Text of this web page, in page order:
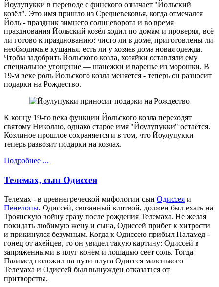
Йоулупукки в переводе с финского означает "Йольский
козёл". Это имя пришло из Средневековья, когда отмечался
Йоль - праздник зимнего солнцеворота и во время
празднования Йольский козёл ходил по домам и проверял, всё
ли готово к празднованию: чисто ли в доме, приготовлены ли
необходимые кушанья, есть ли у хозяев дома новая одежда.
Чтобы задобрить Йольского козла, хозяйки оставляли ему
специальное угощение — шанежки и варенье из морошки. В
19-м веке роль Йольского козла меняется - теперь он разносит
подарки на Рождество.
К концу 19-го века функции Йольского козла переходят
святому Николаю, однако старое имя "Йоулупукки" остаётся.
Козлиное прошлое сохраняется и в том, что Йоулупукки
теперь развозит подарки на козлах.
Подробнее ...
Телемах, сын Одиссея
Телемах - в древнегреческой мифологии сын Одиссея и
Пенелопы. Одиссей, связанный клятвой, должен был ехать на
Троянскую войну сразу после рождения Телемаха. Не желая
покидать любимую жену и сына, Одиссей прибег к хитрости
и прикинулся безумным. Когда к Одиссею прибыл Паламед -
гонец от ахейцев, то он увидел такую картину: Одиссей в
запряженными в плуг конем и лошадью сеет соль. Тогда
Паламед положил на пути плуга Одиссея маленького
Телемаха и Одиссей был вынужден отказаться от
притворства.